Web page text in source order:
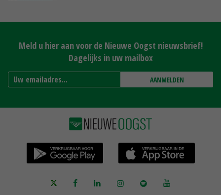
Meld u hier aan voor de Nieuwe Oogst nieuwsbrief!
Dagelijks in uw mailbox
AANMELDEN